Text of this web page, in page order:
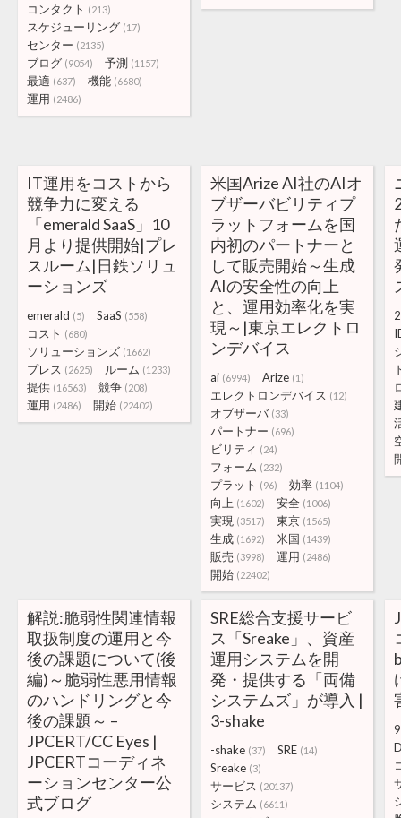
コンタクト (213)
スケジューリング (17)
センター (2135)
ブログ (9054) 予測 (1157)
最適 (637) 機能 (6680)
運用 (2486)
IT運用をコストから
競争力に変える
「emerald SaaS」10
月より提供開始|プレ
スルーム|日鉄ソリュ
ーションズ
emerald (5) SaaS (558)
コスト (680)
ソリューションズ (1662)
プレス (2625) ルーム (1233)
提供 (16563) 競争 (208)
運用 (2486) 開始 (22402)
米国Arize AI社のAIオ
ブザーバビリティプ
ラットフォームを国
内初のパートナーと
して販売開始～生成
AIの安全性の向上
と、運用効率化を実
現～|東京エレクトロ
ンデバイス
ai (6994) Arize (1)
エレクトロンデバイス (12)
オブザーバ (33)
パートナー (696)
ビリティ (24)
フォーム (232)
プラット (96) 効率 (1104)
向上 (1602) 安全 (1006)
実現 (3517) 東京 (1565)
生成 (1692) 米国 (1439)
販売 (3998) 運用 (2486)
開始 (22402)
解説:脆弱性関連情報
取扱制度の運用と今
後の課題について(後
編)～脆弱性悪用情報
のハンドリングと今
後の課題～ –
JPCERT/CC Eyes |
JPCERTコーディネ
ーションセンター公
式ブログ
SRE総合支援サービ
ス「Sreake」、資産
運用システムを開
発・提供する「両備
システムズ」が導入 |
3-shake
-shake (37) SRE (14)
Sreake (3)
サービス (20137)
システム (6611)